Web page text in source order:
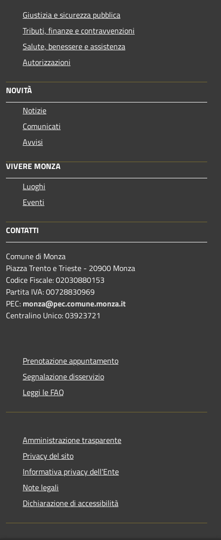
Giustizia e sicurezza pubblica
Tributi, finanze e contravvenzioni
Salute, benessere e assistenza
Autorizzazioni
NOVITÀ
Notizie
Comunicati
Avvisi
VIVERE MONZA
Luoghi
Eventi
CONTATTI
Comune di Monza
Piazza Trento e Trieste - 20900 Monza
Codice Fiscale: 02030880153
Partita IVA: 00728830969
PEC: monza@pec.comune.monza.it
Centralino Unico: 03923721
Prenotazione appuntamento
Segnalazione disservizio
Leggi le FAQ
Amministrazione trasparente
Privacy del sito
Informativa privacy dell'Ente
Note legali
Dichiarazione di accessibilità